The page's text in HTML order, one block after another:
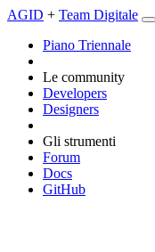
AGID + Team Digitale
Piano Triennale
Le community
Developers
Designers
Gli strumenti
Forum
Docs
GitHub